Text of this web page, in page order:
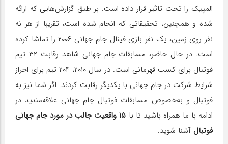
المپیک را تحت تاثیر قرار داده است. بر طبق گزارش‌هایی که ارائه
شده و همچنین، تحقیقاتی که انجام شده است، تقریبا از هر نه
نفر روی زمین، یک نفر بازی فینال جام جهانی ۲۰۰۶ را تماشا کرده
است. در حال حاضر، مسابقات جام جهانی شاهد رقابت ۳۲ تیم
فوتبال برای کسب قهرمانی است. در سال ۲۰۱۰، ۲۰۴ تیم برای احراز
شرایط شرکت در جام جهانی با یکدیگر رقابت کردند. اگر شما نیز به
فوتبال و به‌خصوص مسابقات فوتبال جام جهانی علاقه‌مندید در
ادامه با ما همراه باشید تا با
۱۵ واقعیت جالب در مورد جام جهانی
فوتبال آشنا شوید.